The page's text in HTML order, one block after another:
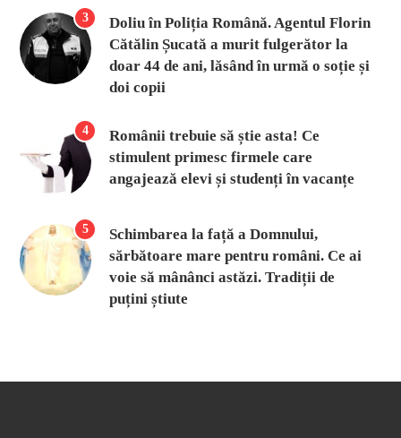
3
Doliu în Poliția Română. Agentul Florin
Cătălin Șucată a murit fulgerător la
doar 44 de ani, lăsând în urmă o soție și
doi copii
4
Românii trebuie să știe asta! Ce
stimulent primesc firmele care
angajează elevi și studenți în vacanțe
5
Schimbarea la față a Domnului,
sărbătoare mare pentru români. Ce ai
voie să mânânci astăzi. Tradiții de
puțini știute